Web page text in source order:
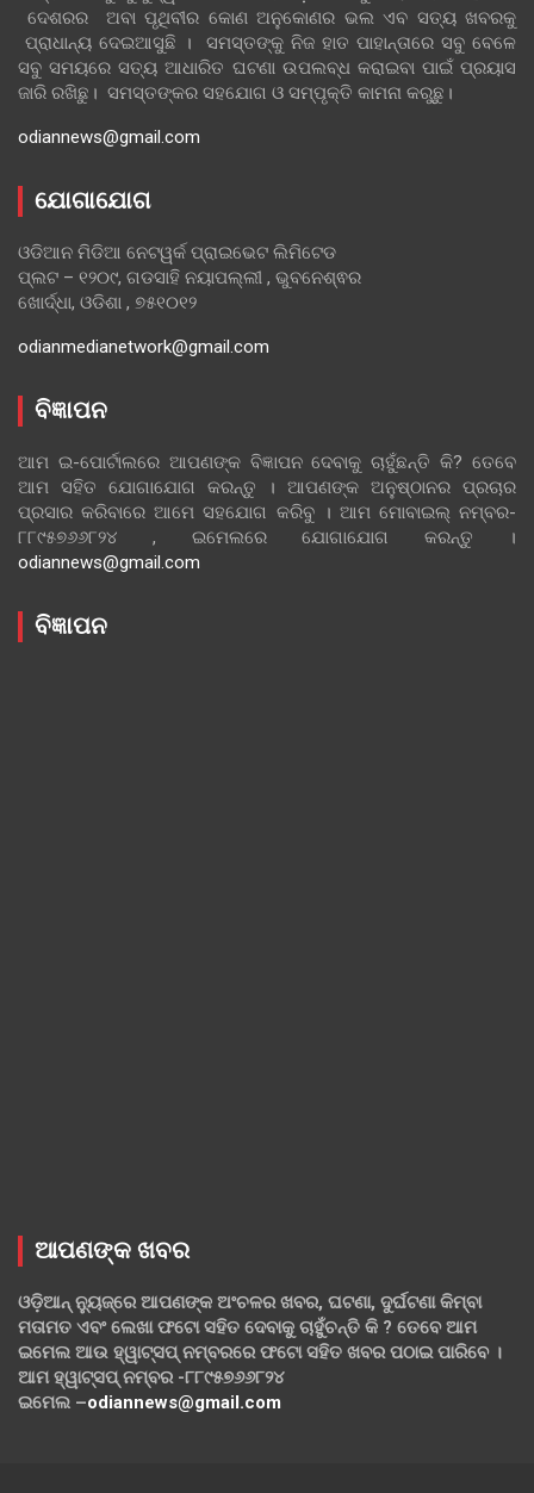
ଦେଶରର ଅବା ପୃଥିବୀର କୋଣ ଅନୁକୋଣର ଭଲ ଏବ ସତ୍ୟ ଖବରକୁ
ପ୍ରାଧାନ୍ୟ ଦେଇଆସୁଛି । ସମସ୍ତଙ୍କୁ ନିଜ ହାତ ପାହାନ୍ତାରେ ସବୁ ବେଳେ
ସବୁ ସମୟରେ ସତ୍ୟ ଆଧାରିତ ଘଟଣା ଉପଲବ୍ଧ କରାଇବା ପାଇଁ ପ୍ରୟାସ
ଜାରି ରଖିଛୁ। ସମସ୍ତଙ୍କର ସହଯୋଗ ଓ ସମ୍ପୃକ୍ତି କାମନା କରୁଛୁ।
odiannews@gmail.com
ଯୋଗାଯୋଗ
ଓଡିଆନ ମିଡିଆ ନେଟୱର୍କ ପ୍ରାଇଭେଟ ଲିମିଟେଡ
ପ୍ଲଟ – ୧୨୦୯, ଗଡସାହି ନୟାପଲ୍ଲୀ , ଭୁବନେଶ୍ଵର
ଖୋର୍ଦ୍ଧା, ଓଡିଶା , ୭୫୧୦୧୨
odianmedianetwork@gmail.com
ବିଜ୍ଞାପନ
ଆମ ଇ-ପୋର୍ଟାଲରେ ଆପଣଙ୍କ ବିଜ୍ଞାପନ ଦେବାକୁ ଚାହୁଁଛନ୍ତି କି? ତେବେ
ଆମ ସହିତ ଯୋଗାଯୋଗ କରନ୍ତୁ । ଆପଣଙ୍କ ଅନୁଷ୍ଠାନର ପ୍ରଚାର
ପ୍ରସାର କରିବାରେ ଆମେ ସହଯୋଗ କରିବୁ । ଆମ ମୋବାଇଲ୍ ନମ୍ବର-
୮୮୯୫୭୬୬୮୨୪ , ଇମେଲରେ ଯୋଗାଯୋଗ କରନ୍ତୁ ।
odiannews@gmail.com
ବିଜ୍ଞାପନ
ଆପଣଙ୍କ ଖବର
ଓଡ଼ିଆନ୍ ନ୍ୟୁଜ୍‌ରେ ଆପଣଙ୍କ ଅଂଚଳର ଖବର, ଘଟଣା, ଦୁର୍ଘଟଣା କିମ୍ବା
ମତାମତ ଏବଂ ଲେଖା ଫଟୋ ସହିତ ଦେବାକୁ ଚାହୁଁଚନ୍ତି କି ? ତେବେ ଆମ
ଇମେଲ ଆଉ ହ୍ୱାଟ୍‌ସପ୍ ନମ୍ବରରେ ଫଟୋ ସହିତ ଖବର ପଠାଇ ପାରିବେ ।
ଆମ ହ୍ୱାଟ୍‌ସପ୍ ନମ୍ବର -୮୮୯୫୭୬୬୮୨୪
ଇମେଲ –odiannews@gmail.com